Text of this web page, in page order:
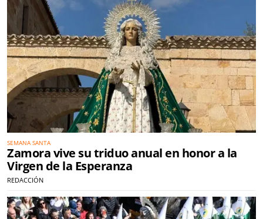
SEMANA SANTA
Zamora vive su triduo anual en honor a la
Virgen de la Esperanza
REDACCIÓN